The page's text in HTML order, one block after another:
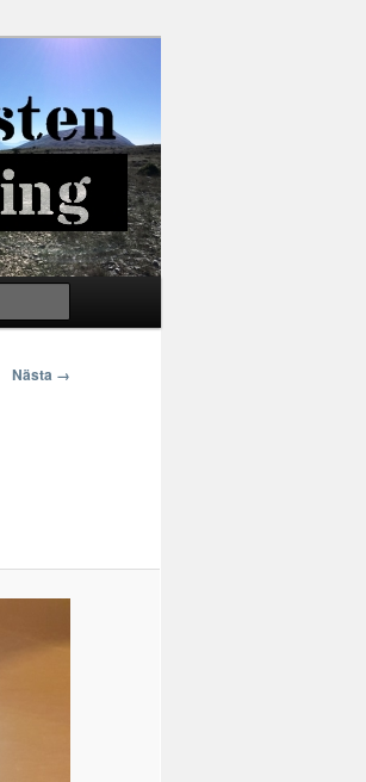
Nästa →